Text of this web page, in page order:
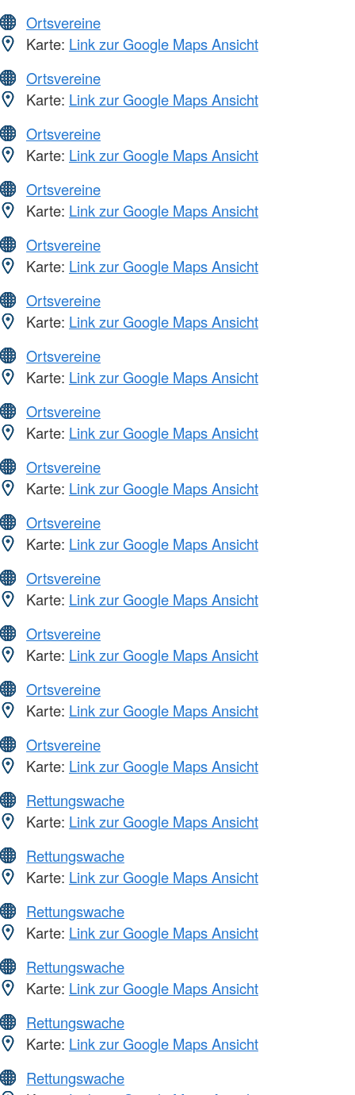
Ortsvereine
Karte: Link zur Google Maps Ansicht
Ortsvereine
Karte: Link zur Google Maps Ansicht
Ortsvereine
Karte: Link zur Google Maps Ansicht
Ortsvereine
Karte: Link zur Google Maps Ansicht
Ortsvereine
Karte: Link zur Google Maps Ansicht
Ortsvereine
Karte: Link zur Google Maps Ansicht
Ortsvereine
Karte: Link zur Google Maps Ansicht
Ortsvereine
Karte: Link zur Google Maps Ansicht
Ortsvereine
Karte: Link zur Google Maps Ansicht
Ortsvereine
Karte: Link zur Google Maps Ansicht
Ortsvereine
Karte: Link zur Google Maps Ansicht
Ortsvereine
Karte: Link zur Google Maps Ansicht
Ortsvereine
Karte: Link zur Google Maps Ansicht
Ortsvereine
Karte: Link zur Google Maps Ansicht
Rettungswache
Karte: Link zur Google Maps Ansicht
Rettungswache
Karte: Link zur Google Maps Ansicht
Rettungswache
Karte: Link zur Google Maps Ansicht
Rettungswache
Karte: Link zur Google Maps Ansicht
Rettungswache
Karte: Link zur Google Maps Ansicht
Rettungswache